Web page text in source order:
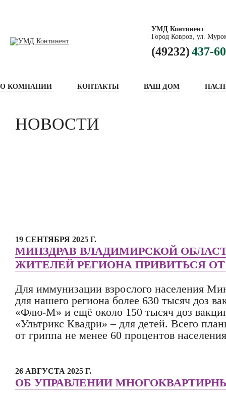
УМД Континент
Город Ковров, ул.
(49232)437-60
О КОМПАНИИ КОНТАКТЫ ВАШ ДОМ
НОВОСТИ
19 СЕНТЯБРЯ 2025 Г.
МИНЗДРАВ ВЛАДИМИРСКОЙ
ЖИТЕЛЕЙ РЕГИОНА ПРИВИТЬСЯ
Для иммунизации взрослого населения
для нашего региона более 630 тысяч доз
«Флю-М» и ещё около 150 тысяч доз
«Ультрикс Квадри» – для детей. Всего
от гриппа не менее 60 процентов
26 АВГУСТА 2025 Г.
ОБ УПРАВЛЕНИИ